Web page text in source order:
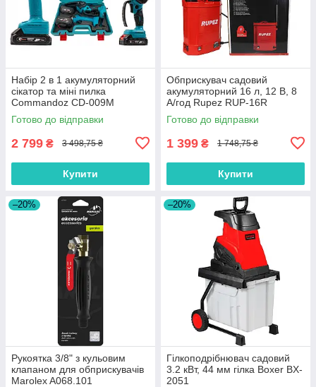
Набір 2 в 1 акумуляторний
сікатор та міні пилка
Commandoz CD-009M
Готово до відправки
2 799 ₴ 3 498,75 ₴
Купити
Обприскувач садовий
акумуляторний 16 л, 12 В, 8
А/год Rupez RUP-16R
Готово до відправки
1 399 ₴ 1 748,75 ₴
Купити
–20%
Рукоятка 3/8" з кульовим
клапаном для обприскувачів
Marolex A068.101
–20%
Гілкоподрібнювач садовий
3.2 кВт, 44 мм гілка Boxer BX-
2051